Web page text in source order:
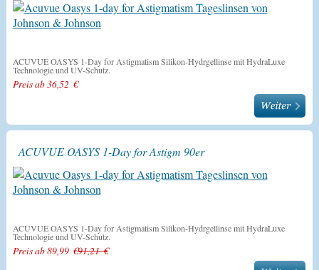
ACUVUE OASYS 1-Day for Astigmatism Silikon-Hydrgellinse mit HydraLuxe
Technologie und UV-Schutz.
Preis ab 36,52 €
ACUVUE OASYS 1-Day for Astigm 90er
ACUVUE OASYS 1-Day for Astigmatism Silikon-Hydrgellinse mit HydraLuxe
Technologie und UV-Schutz.
Preis ab 89,99 €91,21 €